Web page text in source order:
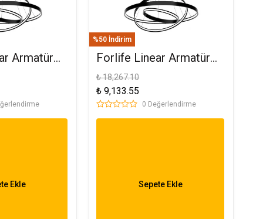
Armatür
Ekle
%50 İndirim
Forlife Linear Armatür
30-50-70Cm Yuvarlak
Satürn 45W 3200K Gün
Işığı FL-99080
₺ 18,267.10
₺ 9,133.55
0 Değerlendirme
Sepete Ekle